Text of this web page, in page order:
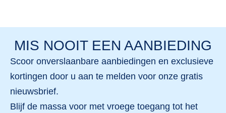
MIS NOOIT EEN AANBIEDING
Scoor onverslaanbare aanbiedingen en exclusieve
kortingen door u aan te melden voor onze gratis
nieuwsbrief.
Blijf de massa voor met vroege toegang tot het